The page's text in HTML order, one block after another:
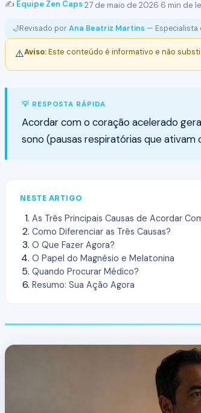
✍️ Equipe Zen Caps·27 de maio de 2026·6 min de
🌙Revisado porAna Beatriz Martins — Especialista
⚠️Aviso:Este conteúdo é informativo e não
💡 RESPOSTA RÁPIDA
Acordar com o coração acelerado
sono (pausas respiratórias que
NESTE ARTIGO
As Três Principais Causas de Acordar
Como Diferenciar as Três Causas?
O Que Fazer Agora?
O Papel do Magnésio e Melatonina
Quando Procurar Médico?
Resumo: Sua Ação Agora